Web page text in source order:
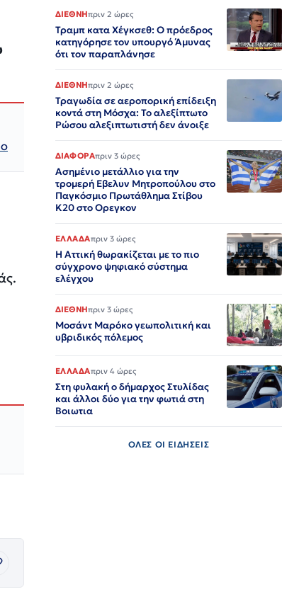
ΔΙΕΘΝΗπριν 2 ώρες
Τραμπ κατα Χέγκσεθ: Ο πρόεδρος
κατηγόρησε τον υπουργό Άμυνας
ότι τον παραπλάνησε
ΔΙΕΘΝΗπριν 2 ώρες
Τραγωδία σε αεροπορική επίδειξη
κοντά στη Μόσχα: Το αλεξίπτωτο
Ρώσου αλεξιπτωτιστή δεν άνοιξε
ΔΙΑΦΟΡΑπριν 3 ώρες
Ασημένιο μετάλλιο για την
τρομερή Εβελυν Μητροπούλου στο
Παγκόσμιο Πρωτάθλημα Στίβου
Κ20 στο Ορεγκον
ΕΛΛΑΔΑπριν 3 ώρες
Η Αττική θωρακίζεται με το πιο
σύγχρονο ψηφιακό σύστημα
ελέγχου
ΔΙΕΘΝΗπριν 3 ώρες
Μοσάντ Μαρόκο γεωπολιτική και
υβριδικός πόλεμος
ΕΛΛΑΔΑπριν 4 ώρες
Στη φυλακή ο δήμαρχος Στυλίδας
και άλλοι δύο για την φωτιά στη
Βοιωτια
ΟΛΕΣ ΟΙ ΕΙΔΗΣΕΙΣ